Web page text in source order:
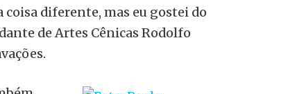
coisa diferente, mas eu gostei do
de Artes Cênicas Rodolfo